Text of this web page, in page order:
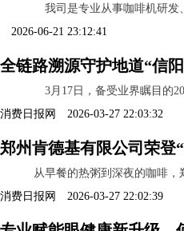
我司是专业从事咖啡机研发、
2026-06-21 23:12:41
全链路溯源守护地道“信
3月17日，备受业界瞩目的
消费日报网 2026-03-27 22:03:32
郑州肯德基有限公司荣登
从早餐的热粥到深夜的咖啡，
消费日报网 2026-03-27 22:02:39